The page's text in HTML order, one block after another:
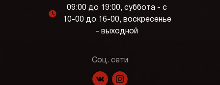
l
09:00 до 19:00, суббота - с
10-00 до 16-00, воскресенье
- выходной
Соц. сети
f p